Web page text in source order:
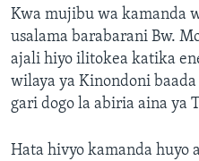
Kwa mujibu wa kamanda
usalama barabarani Bw.
ajali hiyo ilitokea katika
wilaya ya Kinondoni
gari dogo la abiria aina ya
Hata hivyo kamanda huyo